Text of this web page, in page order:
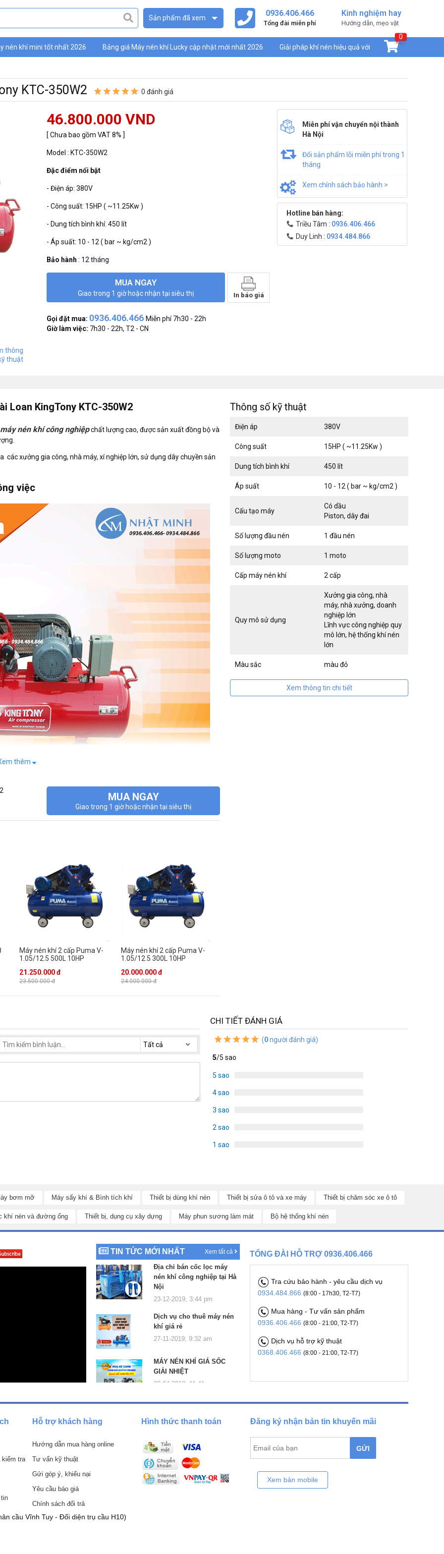
Sản phẩm đã xem Kinh nghiệm hay
Hướng dẫn, mẹo vặt
0936.406.466
Tổng đài miễn phí
nén khí mini tốt nhất 2026 Bảng giá Máy nén khí Lucky cập nhật mới nhất 2026 Giải pháp khí nén hiệu quả với
0
KTC-350W2 0 đánh giá
thông
thuật
46.800.000 VND
[ Chưa bao gồm VAT 8% ]
Model : KTC-350W2
Đặc điểm nổi bật
- Điện áp: 380V
- Công suất: 15HP ( ~11.25Kw )
- Dung tích bình khí: 450 lít
- Áp suất: 10 - 12 ( bar ~ kg/cm2 )
Bảo hành : 12 tháng
MUA NGAY
Giao trong 1 giờ hoặc nhận tại siêu thị In báo giá
Gọi đặt mua: 0936.406.466 Miễn phí 7h30 - 22h
Giờ làm việc: 7h30 - 22h, T2 - CN
Miễn phí vận chuyển nội thành
Hà Nội
Đổi sản phẩm lỗi miễn phí trong 1
tháng
Xem chính sách bảo hành >
Hotline bán hàng:
Triều Tâm : 0936.406.466
Duy Linh : 0934.484.866
Loan KingTony KTC-350W2
máy nén khí công nghiệpchất lượng cao, được sản xuất đồng bộ và
xưởng gia công, nhà máy, xí nghiệp lớn, sử dụng dây chuyền sản
việc
ưu điểm nén khí vô cùng nhanh,gấp 3 lần so với các sản phẩm khác.
sử dụng khí nén liên tục, giúp tối ưu hiệu quả công việc, nâng cao lợi
kế nạp khí tự động vô cùng thông minh với hệ thống rơle tự động.
khí để đảm bảo khí nén luôn đáp ứng nhu cầu của người sử dụng.
chính hãng với tem dập chìm trên thân máy và đâu nén, các
, khi quyết định sở hữu bất kỳ sản phẩmmáy nén
máy 247. Tại đây , chúng tôi cung cấp đầy đủ các dòng máy chính
hưởng chính sách bán hàng đặc biệt :
đối với khách hàng ở tỉnh xa
bảo chi phí hợp lý
trực tiếp cửa hàng tại đia chỉ H10 – 48 Vĩnh Tuy – Hai Bà Trưng – Hà
thêm
MUA NGAY
Giao trong 1 giờ hoặc nhận tại siêu thị
Máy nén khí 2 cấp Puma V-
1.05/12.5 500L 10HP
21.250.000 đ
23.500.000 đ
Máy nén khí 2 cấp Puma V-
1.05/12.5 300L 10HP
20.000.000 đ
24.000.000 đ
Thông số kỹ thuật
Điện áp 380V
Công suất 15HP ( ~11.25Kw )
Dung tích bình khí 450 lít
Áp suất 10 - 12 ( bar ~ kg/cm2 )
Cấu tạo máy
Có dầu
Piston, dây đai
Số lượng đầu nén 1 đầu nén
Số lượng moto 1 moto
Cấp máy nén khí 2 cấp
Quy mô sử dụng
Xưởng gia công, nhà
máy, nhà xưởng, doanh
nghiệp lớn
Lĩnh vực công nghiệp quy
mô lớn, hệ thống khí nén
lớn
Màu sắc màu đỏ
Xem thông tin chi tiết
CHI TIẾT ĐÁNH GIÁ
(0người đánh giá)
5/5 sao
5 sao
4 sao
3 sao
2 sao
1 sao
bơm mỡ Máy sấy khí & Bình tích khí Thiết bị dùng khí nén Thiết bị sửa ô tô và xe máy Thiết bị chăm sóc xe ô tô
khí nén và đường ống Thiết bị, dụng cụ xây dựng Máy phun sương làm mát Bộ hệ thống khí nén
TIN TỨC MỚI NHẤT Xem tất cả
Địa chỉ bán cốc lọc máy
nén khí công nghiệp tại Hà
Nội
23-12-2019, 3:44 pm
Dịch vụ cho thuê máy nén
khí giá rẻ
27-11-2019, 9:32 am
MÁY NÉN KHÍ GIÁ SỐC
GIẢI NHIỆT
22-04-2019, 11:41 am
TỔNG ĐÀI HỖ TRỢ 0936.406.466
Tra cứu bảo hành - yêu cầu dịch vụ
0934.484.866 (8:00 - 17h30, T2-T7)
Mua hàng - Tư vấn sản phẩm
0936.406.466 (8:00 - 21:00, T2-T7)
Dịch vụ hỗ trợ kỹ thuật
0368.406.466 (8:00 - 21:00, T2-T7)
kiểm tra
Hỗ trợ khách hàng
Hướng dẫn mua hàng online
Tư vấn kỹ thuật
Gửi góp ý, khiếu nại
Yêu cầu báo giá
Chính sách đổi trả
Hình thức thanh toán Đăng ký nhận bản tin khuyến mãi
GỬI
Xem bản mobile
cầu Vĩnh Tuy - Đối diện trụ cầu H10)